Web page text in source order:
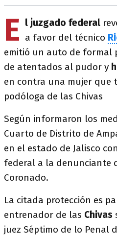
E l juzgado federal
a favor del técnico
emitió un auto de formal
de atentados al pudor y
en contra una mujer que
podóloga de las Chivas
Según informaron los
Cuarto de Distrito de
en el estado de Jalisco
federal a la denunciante
Coronado.
La citada protección es
entrenador de las Chivas
juez Séptimo de lo Penal